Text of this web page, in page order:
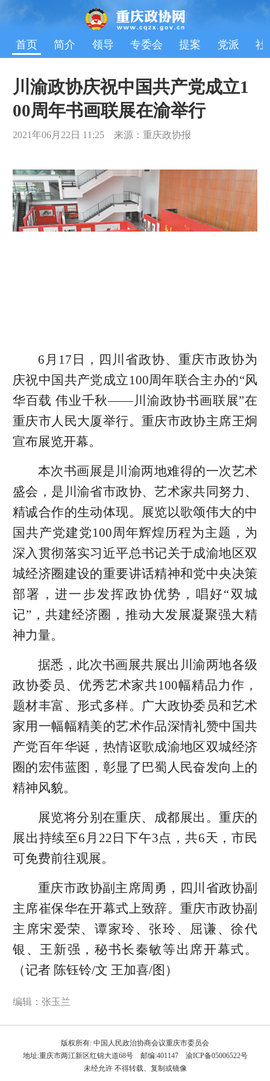
首页 简介 领导 专委会 提案 党派 社
川渝政协庆祝中国共产党成立1
00周年书画联展在渝举行
2021年06月22日 11:25 来源：重庆政协报
6月17日，四川省政协、重庆市政协为
庆祝中国共产党成立100周年联合主办的“风
华百载 伟业千秋——川渝政协书画联展”在
重庆市人民大厦举行。重庆市政协主席王炯
宣布展览开幕。
本次书画展是川渝两地难得的一次艺术
盛会，是川渝省市政协、艺术家共同努力、
精诚合作的生动体现。展览以歌颂伟大的中
国共产党建党100周年辉煌历程为主题，为
深入贯彻落实习近平总书记关于成渝地区双
城经济圈建设的重要讲话精神和党中央决策
部署，进一步发挥政协优势，唱好“双城
记”，共建经济圈，推动大发展凝聚强大精
神力量。
据悉，此次书画展共展出川渝两地各级
政协委员、优秀艺术家共100幅精品力作，
题材丰富、形式多样。广大政协委员和艺术
家用一幅幅精美的艺术作品深情礼赞中国共
产党百年华诞，热情讴歌成渝地区双城经济
圈的宏伟蓝图，彰显了巴蜀人民奋发向上的
精神风貌。
展览将分别在重庆、成都展出。重庆的
展出持续至6月22日下午3点，共6天，市民
可免费前往观展。
重庆市政协副主席周勇，四川省政协副
主席崔保华在开幕式上致辞。重庆市政协副
主席宋爱荣、谭家玲、张玲、屈谦、徐代
银、王新强，秘书长秦敏等出席开幕式。
（记者 陈钰铃/文 王加喜/图）
编辑：张玉兰
版权所有: 中国人民政治协商会议重庆市委员会
地址:重庆市两江新区红锦大道68号 邮编:401147 渝ICP备05006522号
未经允许 不得转载、复制或镜像